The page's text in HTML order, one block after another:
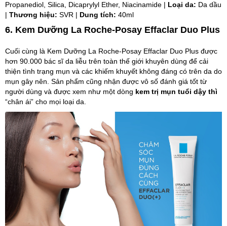
Propanediol, Silica, Dicaprylyl Ether, Niacinamide | Loại da: Da dầu
| Thương hiệu: SVR | Dung tích: 40ml
6. Kem Dưỡng La Roche-Posay Effaclar Duo Plus
Cuối cùng là Kem Dưỡng La Roche-Posay Effaclar Duo Plus được
hơn 90.000 bác sĩ da liễu trên toàn thế giới khuyên dùng để cải
thiện tình trạng mụn và các khiếm khuyết không đáng có trên da do
mụn gây nên. Sản phẩm cũng nhận được vô số đánh giá tốt từ
người dùng và được xem như một dòng kem trị mụn tuổi dậy thì
“chân ái” cho mọi loại da.